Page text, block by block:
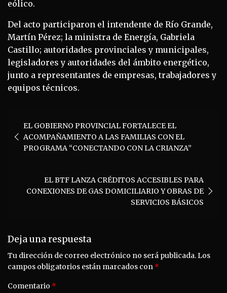
eólico.
Del acto participaron el intendente de Río Grande,
Martín Pérez; la ministra de Energía, Gabriela
Castillo; autoridades provinciales y municipales,
legisladores y autoridades del ámbito energético,
junto a representantes de empresas, trabajadores y
equipos técnicos.
de
entradas
EL GOBIERNO PROVINCIAL FORTALECE EL
ACOMPAÑAMIENTO A LAS FAMILIAS CON EL
PROGRAMA “CONECTANDO CON LA CRIANZA”
EL BTF LANZA CRÉDITOS ACCESIBLES PARA
CONEXIONES DE GAS DOMICILIARIO Y OBRAS DE
SERVICIOS BÁSICOS
Deja una respuesta
Tu dirección de correo electrónico no será publicada.Los
campos obligatorios están marcados con *
Comentario *